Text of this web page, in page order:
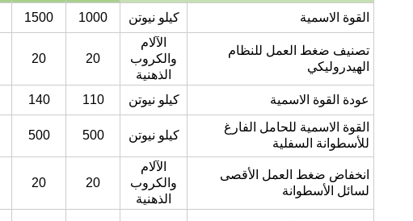
القوة الاسمية
كيلو نيوتن 1000
1500
تصنيف ضغط العمل للنظام
الهيدروليكي
الآلام
والكروب
الذهنية
20
20
عودة القوة الاسمية كيلو نيوتن 110
140
القوة الاسمية للحامل الفارغ
للأسطوانة السفلية
كيلو نيوتن 500
500
انخفاض ضغط العمل الأقصى
لسائل الأسطوانة
الآلام
والكروب
الذهنية
20
20